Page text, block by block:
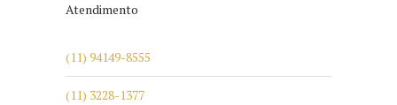
Atendimento
(11) 94149-8555
(11) 3228-1377